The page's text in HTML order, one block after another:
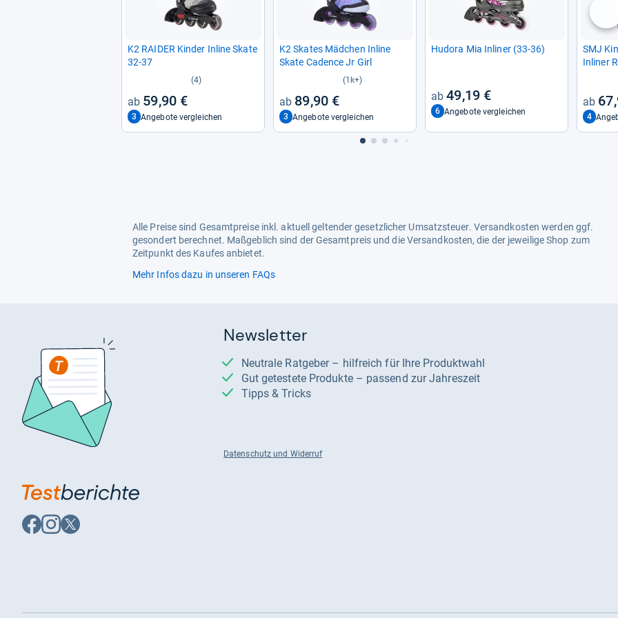
K2 RAI­DER Kin­der Inline Skate
32-​37
(4)
59,90 €
3 Angebote vergleichen
K2 Ska­tes Mäd­chen Inline
Skate Cadence Jr Girl
(1k+)
89,90 €
3 Angebote vergleichen
Hudora Mia Inli­ner (33-​36)
49,19 €
6 Angebote vergleichen
SMJ
Inli­ner
4
Alle Preise sind Gesamtpreise inkl. aktuell geltender gesetzlicher Umsatzsteuer. Versandkosten werden ggf.
gesondert berechnet. Maßgeblich sind der Gesamtpreis und die Versandkosten, die der jeweilige Shop zum
Zeitpunkt des Kaufes anbietet.
Mehr Infos dazu in unseren FAQs
Newsletter
Neutrale Ratgeber – hilfreich für Ihre Produktwahl
Gut getestete Produkte – passend zur Jahreszeit
Tipps & Tricks
Datenschutz und Widerruf
Auf
Facebook
Auf
Instagram
Auf
X